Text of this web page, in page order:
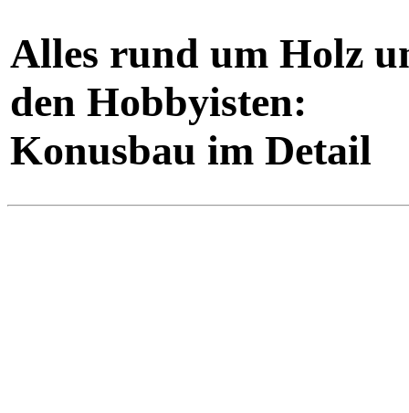
Alles rund um Holz
den Hobbyisten:
Konusbau im Detail